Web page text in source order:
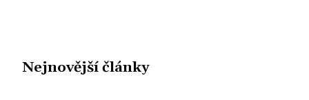
Nejnovější články